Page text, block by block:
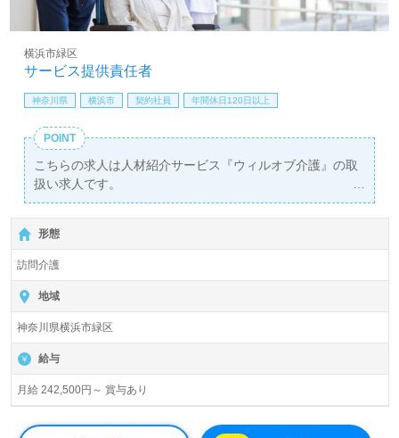
サービス提供責任者
横浜市緑区
神奈川県 横浜市 契約社員 年間休日120日以上
POINT
こちらの求人は人材紹介サービス『ウィルオブ介護』の取
扱い求人です。
詳細に関してお気軽にご相談ください♪
【無料】で皆さんの転職活動をサポートいたします。
形態
訪問介護
地域
神奈川県横浜市緑区
給与
月給 242,500円～ 賞与あり